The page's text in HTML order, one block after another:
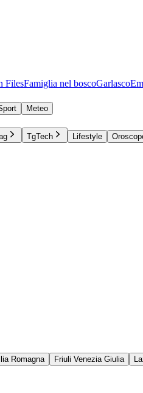
FilesFamiglia nel boscoGarlasco
Meteo
TgTech Lifestyle
Romagna Friuli Venezia Giulia